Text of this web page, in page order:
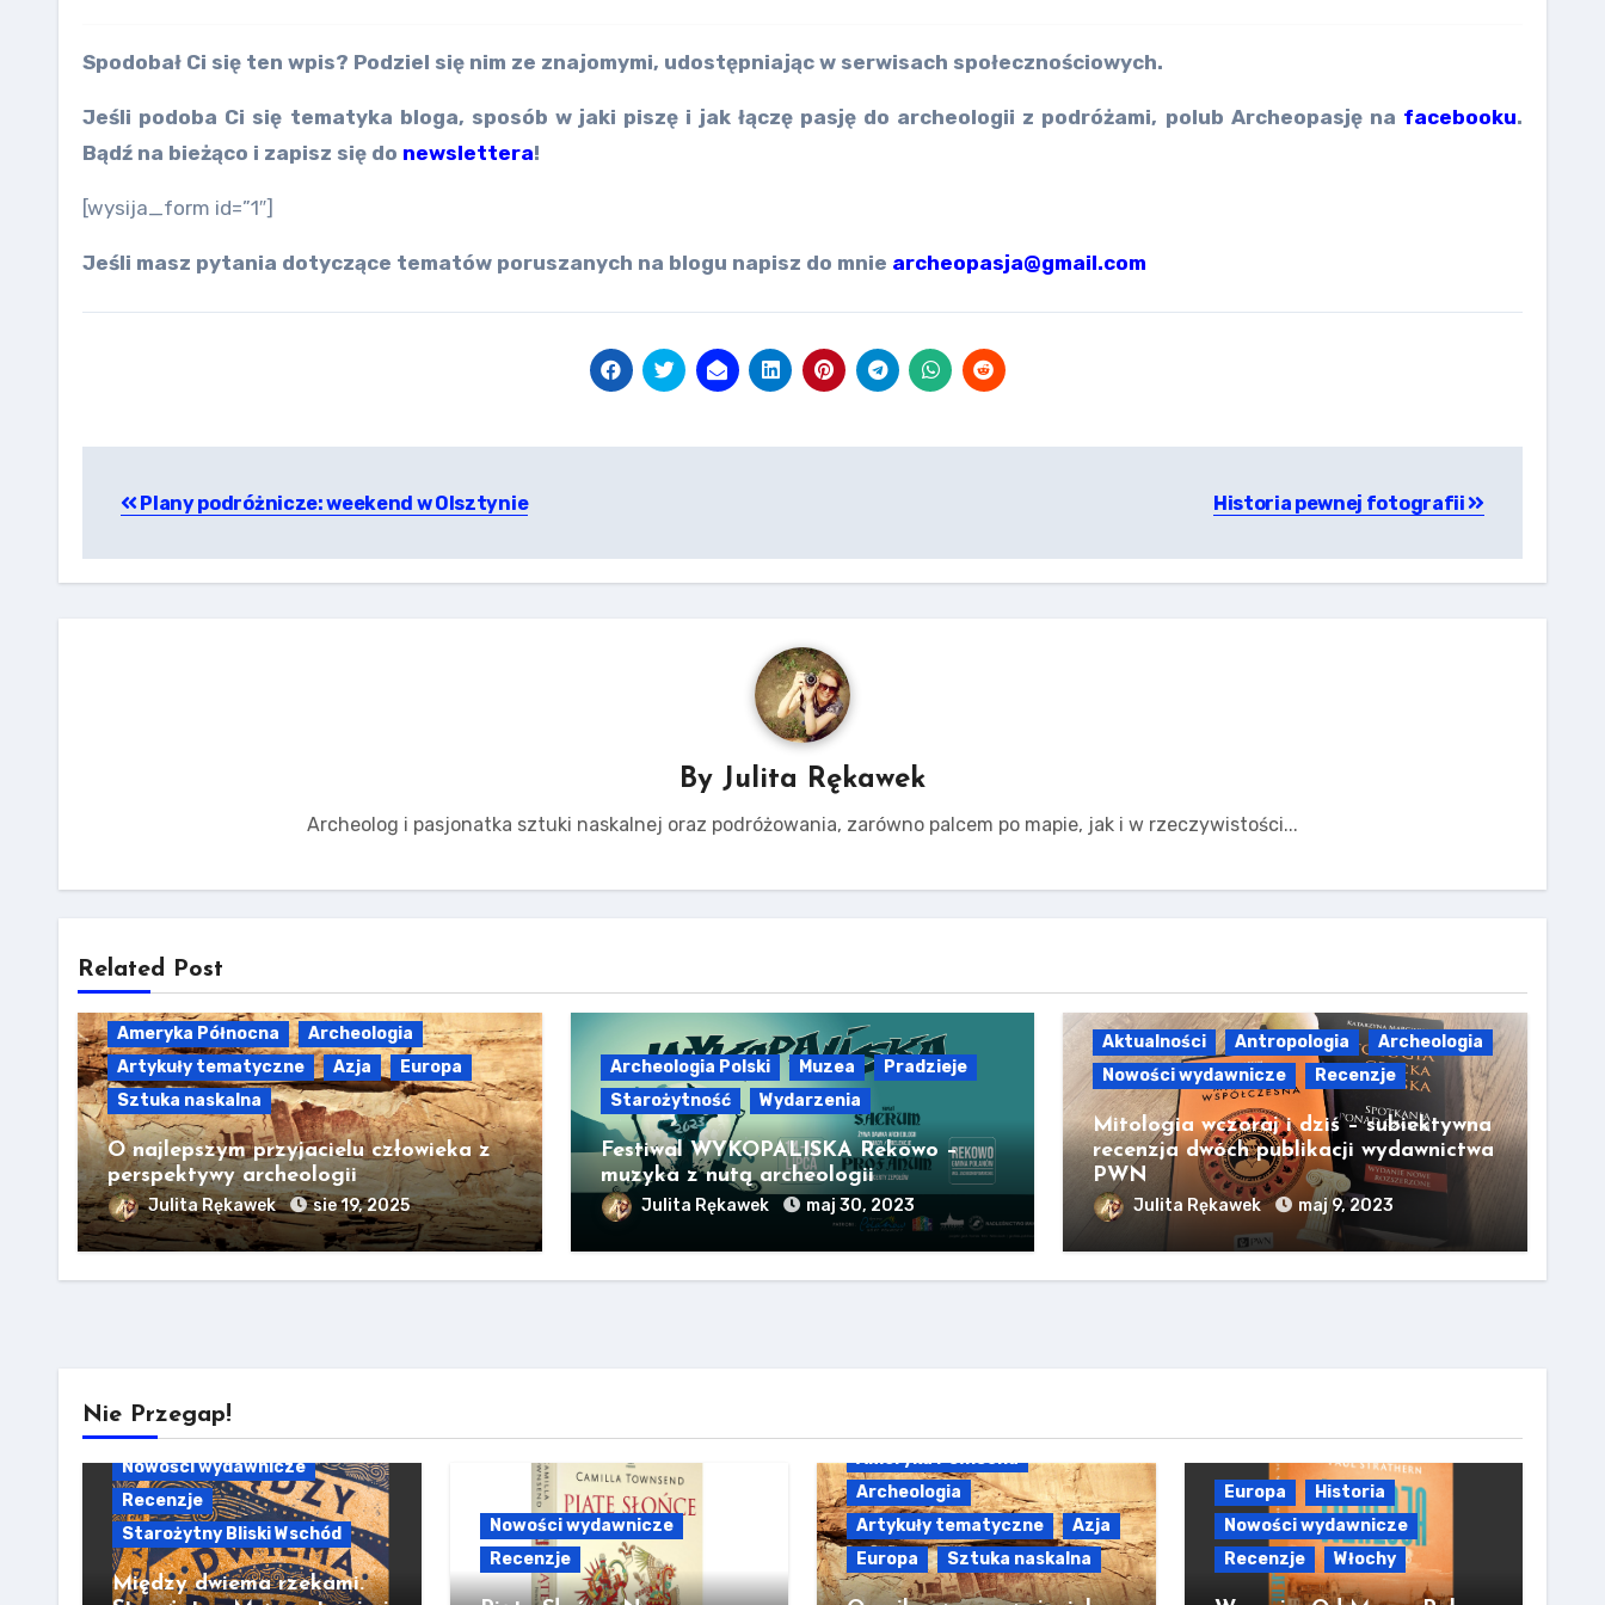
Spodobał Ci się ten wpis? Podziel się nim ze znajomymi, udostępniając w serwisach społecznościowych.
Jeśli podoba Ci się tematyka bloga, sposób w jaki piszę i jak łączę pasję do archeologii z podróżami, polub Archeopasję na facebooku.
Bądź na bieżąco i zapisz się do newslettera!
[wysija_form id=”1″]
Jeśli masz pytania dotyczące tematów poruszanych na blogu napisz do mnie archeopasja@gmail.com
wpisu
Plany podróżnicze: weekend w Olsztynie Historia pewnej fotografii
By Julita Rękawek
Archeolog i pasjonatka sztuki naskalnej oraz podróżowania, zarówno palcem po mapie, jak i w rzeczywistości...
Related Post
Ameryka Północna
Archeologia
Artykuły tematyczne
Azja
Europa
Sztuka naskalna
O najlepszym przyjacielu człowieka z
perspektywy archeologii
Julita Rękawek sie 19, 2025
Archeologia Polski Muzea
Pradzieje
Starożytność
Wydarzenia
Festiwal WYKOPALISKA Rekowo –
muzyka z nutą archeologii
Julita Rękawek maj 30, 2023
Aktualności Antropologia
Archeologia
Nowości wydawnicze
Recenzje
Mitologia wczoraj i dziś – subiektywna
recenzja dwóch publikacji wydawnictwa
PWN
Julita Rękawek maj 9, 2023
Nie Przegap!
Nowości wydawnicze
Recenzje
Starożytny Bliski Wschód
Między dwiema rzekami.
Nowości wydawnicze
Recenzje
Ameryka Północna
Archeologia
Artykuły tematyczne
Azja
Europa
Sztuka naskalna
Europa
Historia
Nowości wydawnicze
Recenzje
Włochy